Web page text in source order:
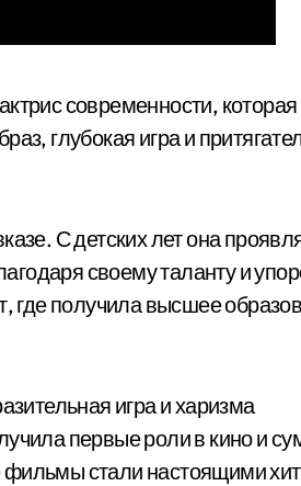
современности, которая
глубокая игра и
С детских лет она
своему таланту и
где получила высшее
игра и харизма
первые роли в кино и
стали настоящими